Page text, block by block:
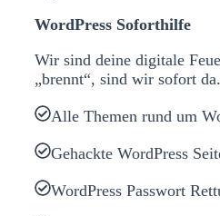
WordPress Soforthilfe
Wir sind deine digitale
„brennt“, sind wir sofort da.
Alle Themen rund um
Gehackte WordPress
WordPress Passwort